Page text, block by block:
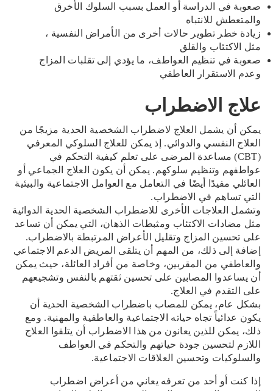
صعوبة في الدراسة أو العمل بسبب السلوك الأخرق
والمتعطش للانتباه
زيادة خطر تطوير حالات أخرى من الأمراض النفسية ،
مثل الاكتئاب والقلق
صعوبة في تنظيم العواطف، ما يؤدي إلى تقلبات المزاج
وعدم الاستقرار العاطفي
علاج الاضطراب
يمكن أن يشمل العلاج لاضطراب الشخصية الحدية مزيجًا من
العلاج النفسي والدوائي. إذ يمكن للعلاج السلوكي المعرفي
(CBT) مساعدة المرضى على تعلم كيفية التحكم في
عواطفهم وتنظيم سلوكهم. يمكن أن يكون العلاج الجماعي أو
العائلي مفيدًا أيضًا في التعامل مع العوامل الاجتماعية والبيئية
التي تساهم في الاضطراب.
وتشمل العلاجات الأخرى للاضطراب الشخصية الحدية الدوائية
مثل مضادات الاكتئاب ومثبطات الذهان، التي يمكن أن تساعد
على تحسين المزاج وتقليل الأعراض المرتبطة بالاضطراب.
إضافة إلى ذلك، من المهم أن يتلقى المريض الدعم الاجتماعي
والعاطفي من المقربين، وخاصة من أفراد العائلة، حيث يمكن
أن يساعدوا المصابين على تحسين ثقتهم بالنفس وتشجيعهم
على التقدم في العلاج.
بشكل عام، يمكن للمصاب باضطراب الشخصية الحدية أن
يكون عدائياً تجاه حياته الاجتماعية والعاطفية والمهنية. ومع
ذلك، يمكن للذين يعانون من هذا الاضطراب أن يتلقوا العلاج
اللازم لتحسين جودة حياتهم والتحكم في العواطف
والسلوكيات وتحسين العلاقات الاجتماعية.
إذا كنت أو أحد من تعرفه يعاني من أعراض اضطراب